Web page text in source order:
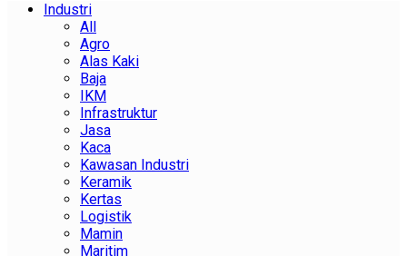
Industri
All
Agro
Alas Kaki
Baja
IKM
Infrastruktur
Jasa
Kaca
Kawasan Industri
Keramik
Kertas
Logistik
Mamin
Maritim